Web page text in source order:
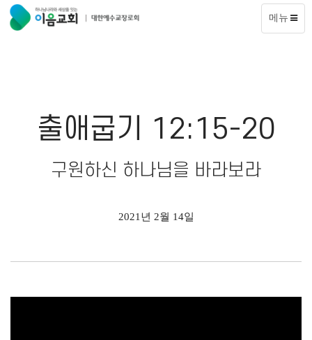
메뉴
출애굽기 12:15-20
구원하신 하나님을 바라보라
2021년 2월 14일